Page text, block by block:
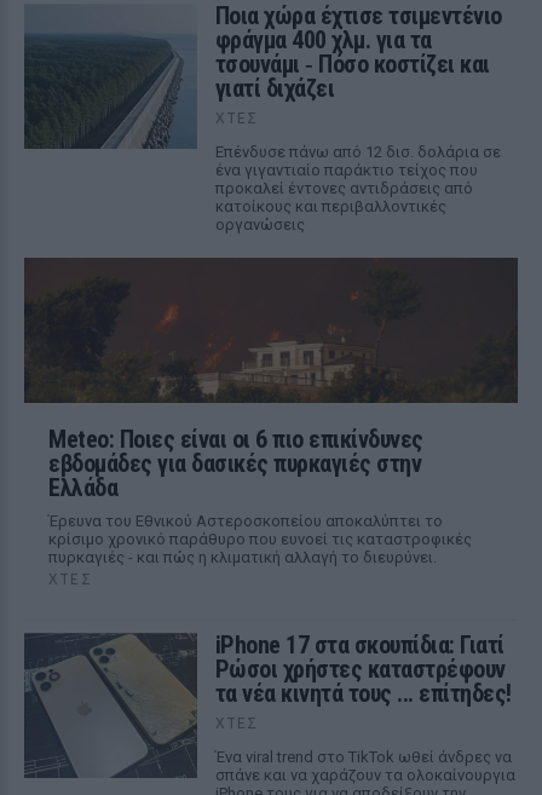
Ποια χώρα έχτισε τσιμεντένιο
φράγμα 400 χλμ. για τα
τσουνάμι ‑ Πόσο κοστίζει και
γιατί διχάζει
ΧΤΕΣ
Επένδυσε πάνω από 12 δισ. δολάρια σε
ένα γιγαντιαίο παράκτιο τείχος που
προκαλεί έντονες αντιδράσεις από
κατοίκους και περιβαλλοντικές
οργανώσεις
Meteo: Ποιες είναι οι 6 πιο επικίνδυνες
εβδομάδες για δασικές πυρκαγιές στην
Ελλάδα
Έρευνα του Εθνικού Αστεροσκοπείου αποκαλύπτει το
κρίσιμο χρονικό παράθυρο που ευνοεί τις καταστροφικές
πυρκαγιές - και πώς η κλιματική αλλαγή το διευρύνει.
ΧΤΕΣ
iPhone 17 στα σκουπίδια: Γιατί
Ρώσοι χρήστες καταστρέφουν
τα νέα κινητά τους ... επίτηδες!
ΧΤΕΣ
Ένα viral trend στο TikTok ωθεί άνδρες να
σπάνε και να χαράζουν τα ολοκαίνουργια